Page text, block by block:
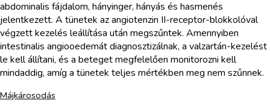
abdominalis fájdalom, hányinger, hányás és hasmenés
jelentkezett. A tünetek az angiotenzin II-receptor-blokkolóval
végzett kezelés leállítása után megszűntek. Amennyiben
intestinalis angiooedemát diagnosztizálnak, a valzartán-kezelést
le kell állítani, és a beteget megfelelően monitorozni kell
mindaddig, amíg a tünetek teljes mértékben meg nem szűnnek.
Májkárosodás